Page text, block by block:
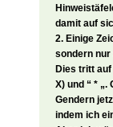
damit auf
2. Einige
sondern
Dies tritt
X) und “ *
Gendern
indem ich